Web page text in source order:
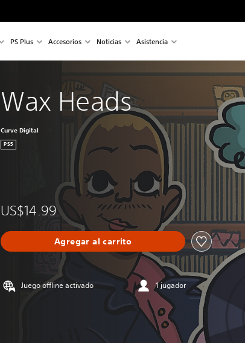
PS Plus Accesorios Noticias Asistencia
Wax Heads
Curve Digital
PS5
US$14.99
Agregar al carrito
Juego offline activado 1 jugador